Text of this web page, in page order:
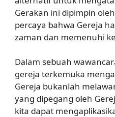
Gerakan ini dipimpin
percaya bahwa Gereja
zaman dan memenuhi
Dalam sebuah
gereja terkemuka
Gereja bukanlah
yang dipegang oleh
kita dapat